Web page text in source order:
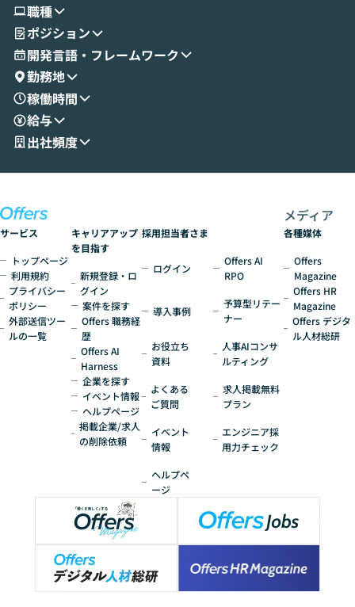
せいただきます。数分でワークフローが完
成する手軽さや、Gmail等の外部サービス
とセキュアに連携できるポイントなど、実
演を通じて具体的なイメージをお届けしま
す。 後半のディスカッションでは、セキュ
リティの考え方や社内導入の進め方など、
現場目線でさらに深掘りしていきます。
「自分の業務をAIで自動化してみたいけ
いう方にこそ参加いただきたいイベントで
職種
ポジション
開発言語・フレームワーク
勤務地
稼働時間
給与
出社頻度
サービス
トップページ
利用規約
プライバシー
ポリシー
外部送信ツー
ルの一覧
キャリアアップ
を目指す
新規登録・ロ
グイン
案件を探す
Offers 職務経
歴
Offers AI
Harness
企業を探す
イベント情報
ヘルプページ
掲載企業/求人
の削除依頼
採用担当者さま
ログイン
導入事例
お役立ち
資料
よくある
ご質問
イベント
情報
ヘルプペ
ージ
Offers AI
RPO
予算型リテー
ナー
人事AIコンサ
ルティング
求人掲載無料
プラン
エンジニア採
用力チェック
メディア
各種媒体
Offers
Magazine
Offers HR
Magazine
Offers デジタ
ル人材総研